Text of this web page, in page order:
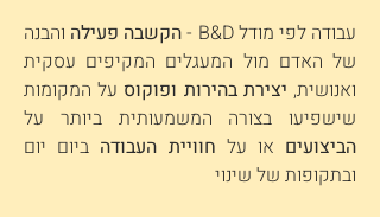
עבודה לפי מודל B&D - הקשבה פעילה והבנה
של האדם מול המעגלים המקיפים עסקית
ואנושית, יצירת בהירות ופוקוס על המקומות
שישפיעו בצורה המשמעותית ביותר על
הביצועים או על חוויית העבודה ביום יום
ובתקופות של שינוי